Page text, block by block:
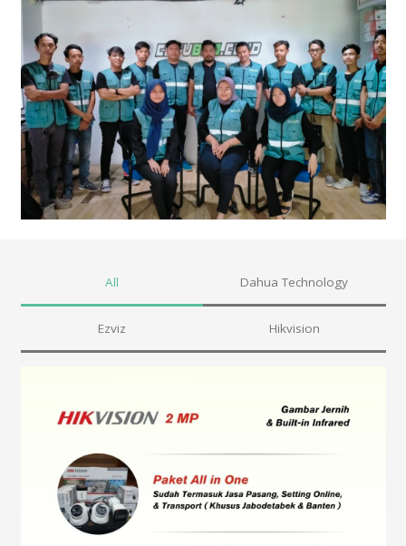
All Dahua Technology
Ezviz Hikvision